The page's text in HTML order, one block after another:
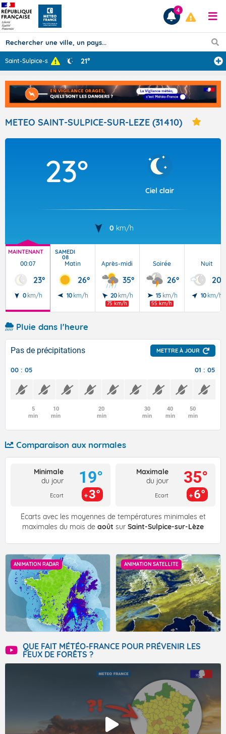
Prévisions
TOUS LES RÉSULTATS
Articles
4
Saint-Sulpice-s... 21°
METEO SAINT-SULPICE-SUR-LEZE (31410)
23°
Ciel clair
0 km/h
MAINTENANT
00:07
23°
0 km/h
SAMEDI
08
Matin
26°
10 km/h
Après-midi
35°
20 km/h
75 km/h
Soirée
26°
15 km/h
55 km/h
Nuit
20°
10 km/h
Pluie dans l'heure
Pas de précipitations METTRE À JOUR
00 : 05 01 : 05
5
min
10
min
20
min
30
min
40
min
50
min
Comparaison aux normales
Minimale
du jour
Ecart
19°
3°
Maximale
du jour
Ecart
35°
6°
Écarts avec les moyennes de températures minimales et
maximales du mois de août sur Saint-Sulpice-sur-Lèze
ANIMATION RADAR ANIMATION SATELLITE
QUE FAIT MÉTÉO-FRANCE POUR PRÉVENIR LES
FEUX DE FORÊTS ?